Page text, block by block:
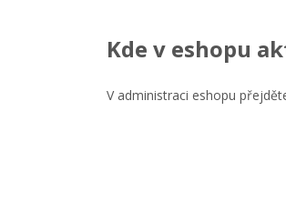
Kde v eshopu
V administraci eshopu